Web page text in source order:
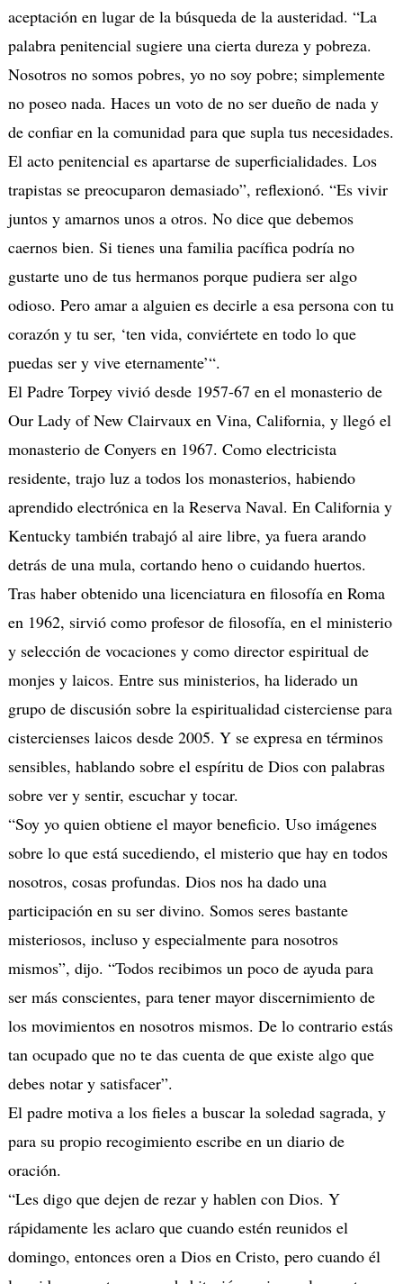
aceptación en lugar de la búsqueda de la austeridad. “La
palabra penitencial sugiere una cierta dureza y pobreza.
Nosotros no somos pobres, yo no soy pobre; simplemente
no poseo nada. Haces un voto de no ser dueño de nada y
de confiar en la comunidad para que supla tus necesidades.
El acto penitencial es apartarse de superficialidades. Los
trapistas se preocuparon demasiado”, reflexionó. “Es vivir
juntos y amarnos unos a otros. No dice que debemos
caernos bien. Si tienes una familia pacífica podría no
gustarte uno de tus hermanos porque pudiera ser algo
odioso. Pero amar a alguien es decirle a esa persona con tu
corazón y tu ser, ‘ten vida, conviértete en todo lo que
puedas ser y vive eternamente’“.
El Padre Torpey vivió desde 1957-67 en el monasterio de
Our Lady of New Clairvaux en Vina, California, y llegó el
monasterio de Conyers en 1967. Como electricista
residente, trajo luz a todos los monasterios, habiendo
aprendido electrónica en la Reserva Naval. En California y
Kentucky también trabajó al aire libre, ya fuera arando
detrás de una mula, cortando heno o cuidando huertos.
Tras haber obtenido una licenciatura en filosofía en Roma
en 1962, sirvió como profesor de filosofía, en el ministerio
y selección de vocaciones y como director espiritual de
monjes y laicos. Entre sus ministerios, ha liderado un
grupo de discusión sobre la espiritualidad cisterciense para
cistercienses laicos desde 2005. Y se expresa en términos
sensibles, hablando sobre el espíritu de Dios con palabras
sobre ver y sentir, escuchar y tocar.
“Soy yo quien obtiene el mayor beneficio. Uso imágenes
sobre lo que está sucediendo, el misterio que hay en todos
nosotros, cosas profundas. Dios nos ha dado una
participación en su ser divino. Somos seres bastante
misteriosos, incluso y especialmente para nosotros
mismos”, dijo. “Todos recibimos un poco de ayuda para
ser más conscientes, para tener mayor discernimiento de
los movimientos en nosotros mismos. De lo contrario estás
tan ocupado que no te das cuenta de que existe algo que
debes notar y satisfacer”.
El padre motiva a los fieles a buscar la soledad sagrada, y
para su propio recogimiento escribe en un diario de
oración.
“Les digo que dejen de rezar y hablen con Dios. Y
rápidamente les aclaro que cuando estén reunidos el
domingo, entonces oren a Dios en Cristo, pero cuando él